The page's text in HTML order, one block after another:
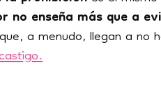
no enseña más que a
a menudo, llegan a no